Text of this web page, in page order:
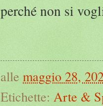
perché non si
alle maggio 28,
Etichette: Arte &